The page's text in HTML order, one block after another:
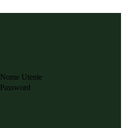
Nome Utente
Password